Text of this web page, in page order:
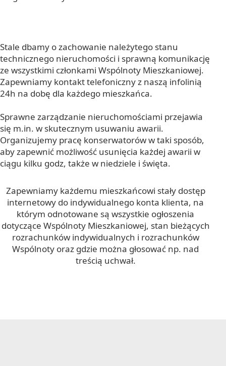
Stale dbamy o zachowanie należytego stanu
technicznego nieruchomości i sprawną komunikację
ze wszystkimi członkami Wspólnoty Mieszkaniowej.
Zapewniamy kontakt telefoniczny z naszą infolinią
24h na dobę dla każdego mieszkańca.
Sprawne zarządzanie nieruchomościami przejawia
się m.in. w skutecznym usuwaniu awarii.
Organizujemy pracę konserwatorów w taki sposób,
aby zapewnić możliwość usunięcia każdej awarii w
ciągu kilku godz, także w niedziele i święta.
Zapewniamy każdemu mieszkańcowi stały dostęp
internetowy do indywidualnego konta klienta, na
którym odnotowane są wszystkie ogłoszenia
dotyczące Wspólnoty Mieszkaniowej, stan bieżących
rozrachunków indywidualnych i rozrachunków
Wspólnoty oraz gdzie można głosować np. nad
treścią uchwał.